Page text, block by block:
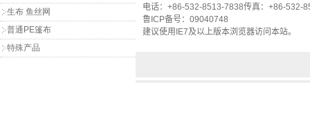
生布 鱼丝网
普通PE篷布
特殊产品
电话： +86-532-8513-7838传真： +86-532-
鲁ICP备号 ： 09040748
建议使用 IE7及以上版本浏览器访问本站。